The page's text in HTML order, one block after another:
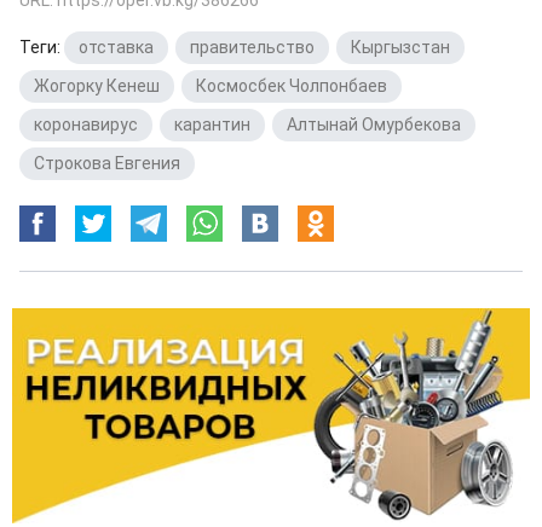
Теги: отставка правительство Кыргызстан
Жогорку Кенеш
Космосбек Чолпонбаев
коронавирус
карантин Алтынай Омурбекова
Строкова Евгения